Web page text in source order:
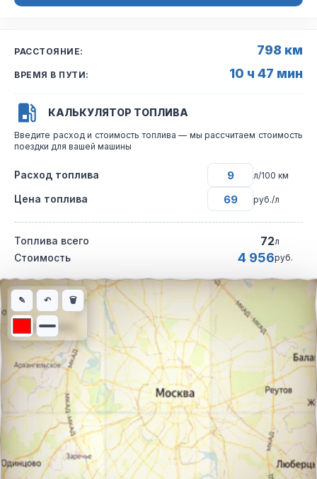
РАССТОЯНИЕ: 798 км
ВРЕМЯ В ПУТИ: 10 ч 47 мин
КАЛЬКУЛЯТОР ТОПЛИВА
Введите расход и стоимость топлива — мы рассчитаем стоимость
поездки для вашей машины
Расход топлива л/100 км
Цена топлива руб./л
Топлива всего 72л
Стоимость 4 956руб.
Интерактивная карта автомобильного маршрута из города
✎ ↶ 🗑